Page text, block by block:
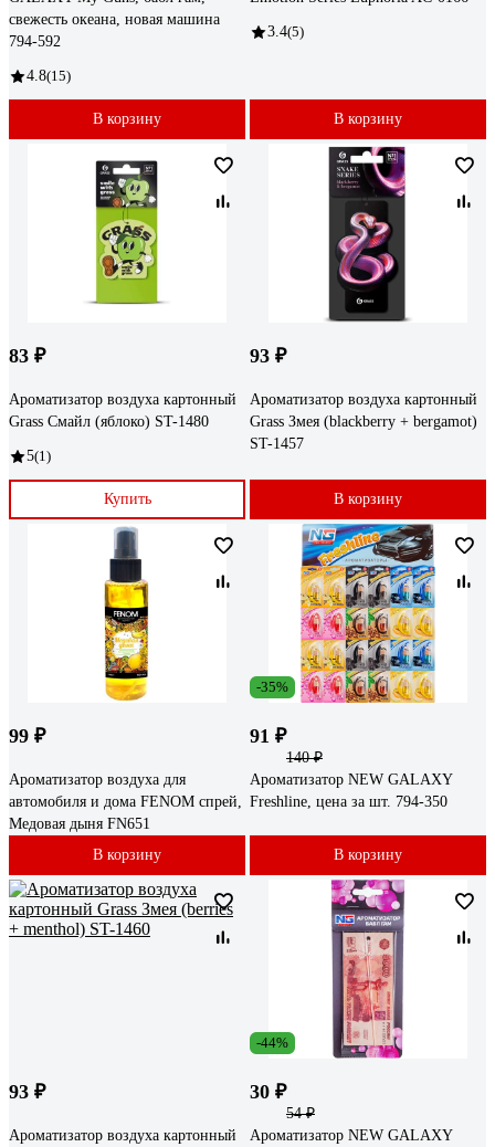
свежесть океана, новая машина
794-592
4.8(15)
В корзину
3.4(5)
В корзину
83 ₽
Ароматизатор воздуха картонный
Grass Смайл (яблоко) ST-1480
5(1)
Купить
93 ₽
Ароматизатор воздуха картонный
Grass Змея (blackberry + bergamot)
ST-1457
В корзину
99 ₽
Ароматизатор воздуха для
автомобиля и дома FENOM спрей,
Медовая дыня FN651
В корзину
-35%
91 ₽
140 ₽
Ароматизатор NEW GALAXY
Freshline, цена за шт. 794-350
В корзину
93 ₽
Ароматизатор воздуха картонный
-44%
30 ₽
54 ₽
Ароматизатор NEW GALAXY